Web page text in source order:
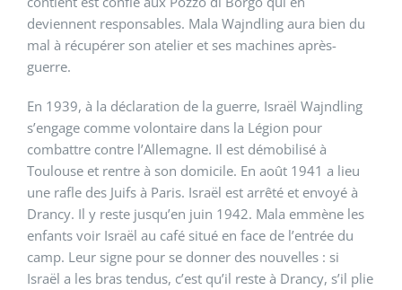
deviennent responsables. Mala Wajndling aura bien du
mal à récupérer son atelier et ses machines après-
guerre.
En 1939, à la déclaration de la guerre, Israël Wajndling
s’engage comme volontaire dans la Légion pour
combattre contre l’Allemagne. Il est démobilisé à
Toulouse et rentre à son domicile. En août 1941 a lieu
une rafle des Juifs à Paris. Israël est arrêté et envoyé à
Drancy. Il y reste jusqu’en juin 1942. Mala emmène les
enfants voir Israël au café situé en face de l’entrée du
camp. Leur signe pour se donner des nouvelles : si
Israël a les bras tendus, c’est qu’il reste à Drancy, s’il plie